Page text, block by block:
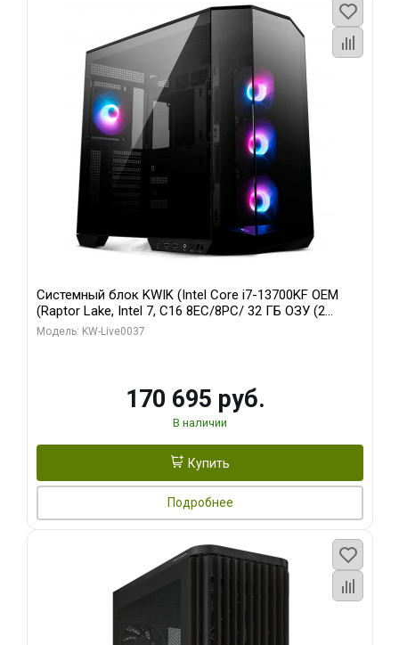
Системный блок KWIK (Intel Core i7-13700KF OEM
(Raptor Lake, Intel 7, C16 8EC/8PC/ 32 ГБ ОЗУ (2
модуля)/ Gigabyte RTX5070 AERO OC 12GB GDDR7
Модель: KW-Live0037
170 695 руб.
В наличии
Купить
Подробнее